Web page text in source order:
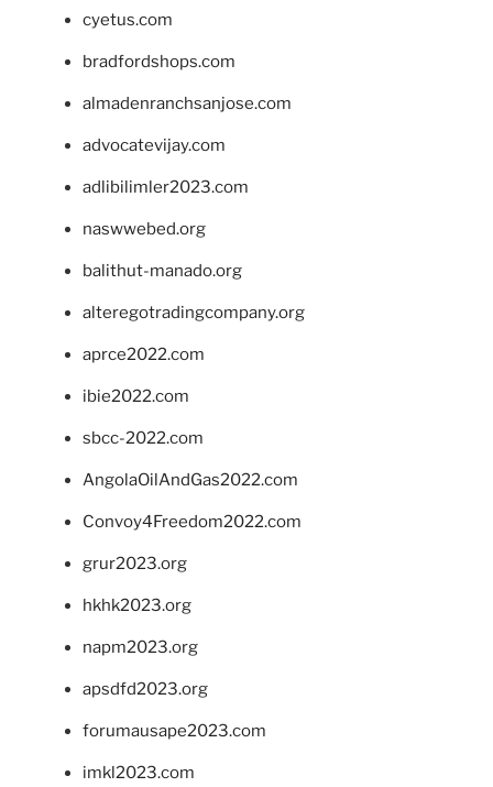
cyetus.com
bradfordshops.com
almadenranchsanjose.com
advocatevijay.com
adlibilimler2023.com
naswwebed.org
balithut-manado.org
alteregotradingcompany.org
aprce2022.com
ibie2022.com
sbcc-2022.com
AngolaOilAndGas2022.com
Convoy4Freedom2022.com
grur2023.org
hkhk2023.org
napm2023.org
apsdfd2023.org
forumausape2023.com
imkl2023.com